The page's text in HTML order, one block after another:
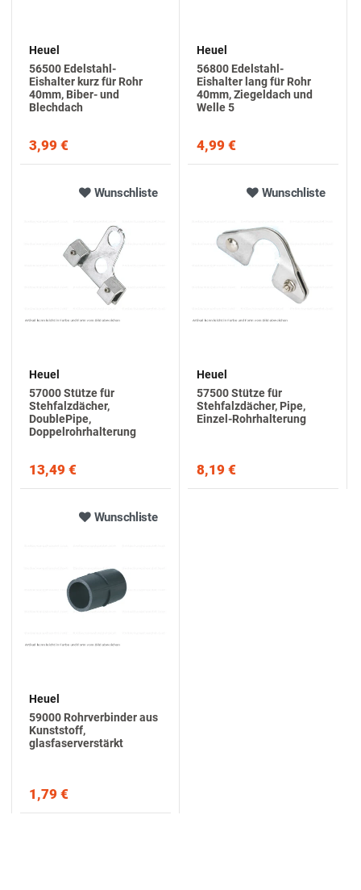
Heuel
56500 Edelstahl-
Eishalter kurz für Rohr
40mm, Biber- und
Blechdach
3,99 €
Heuel
56800 Edelstahl-
Eishalter lang für Rohr
40mm, Ziegeldach und
Welle 5
4,99 €
Wunschliste
Heuel
57000 Stütze für
Stehfalzdächer,
DoublePipe,
Doppelrohrhalterung
13,49 €
Wunschliste
Heuel
57500 Stütze für
Stehfalzdächer, Pipe,
Einzel-Rohrhalterung
8,19 €
Wunschliste
Heuel
59000 Rohrverbinder aus
Kunststoff,
glasfaserverstärkt
1,79 €